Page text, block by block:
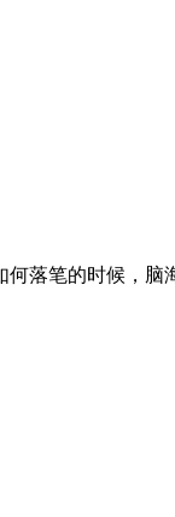
落笔的时候，脑